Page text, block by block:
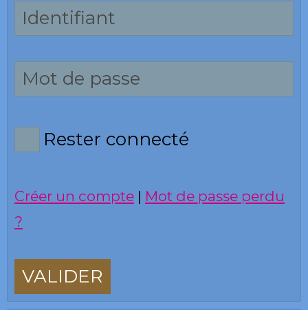
Rester connecté
Créer un compte | Mot de passe perdu
?
VALIDER